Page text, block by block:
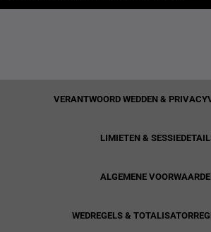
VERANTWOORD WEDDEN &
LIMIETEN &
ALGEMENE
WEDREGELS &